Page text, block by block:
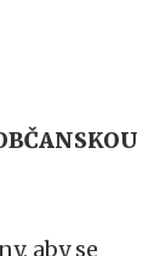
aby se